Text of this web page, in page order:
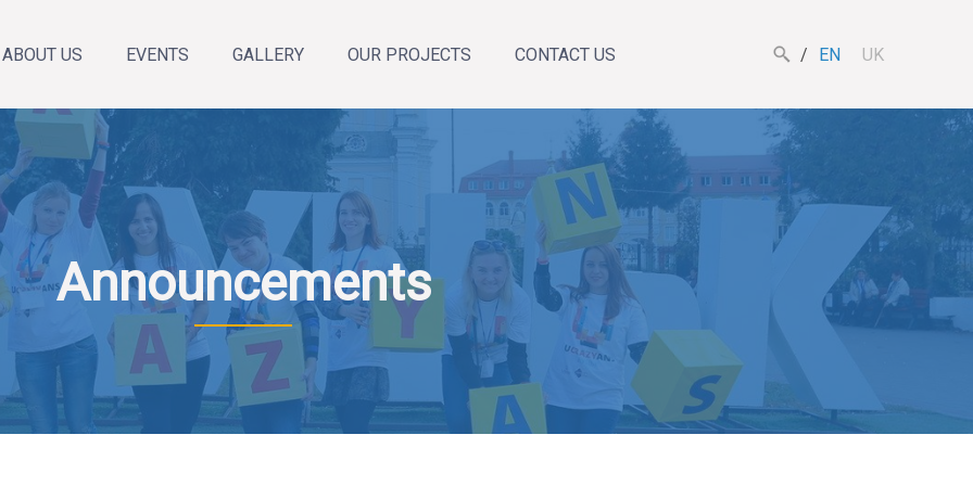
ABOUT US
About the organization
Annual Reports
Our team
EVENTS GALLERY OUR PROJECTS CONTACT US EN UK
Announcements